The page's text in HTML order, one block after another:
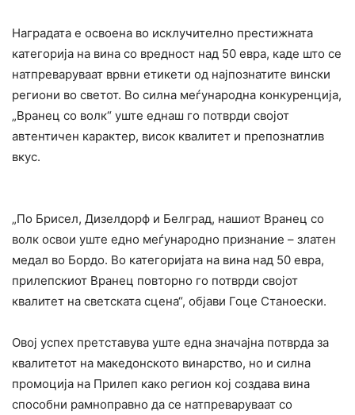
Наградата е освоена во исклучително престижната
категорија на вина со вредност над 50 евра, каде што се
натпреваруваат врвни етикети од најпознатите вински
региони во светот. Во силна меѓународна конкуренција,
„Вранец со волк“ уште еднаш го потврди својот
автентичен карактер, висок квалитет и препознатлив
вкус.
„По Брисел, Дизелдорф и Белград, нашиот Вранец со
волк освои уште едно меѓународно признание – златен
медал во Бордо. Во категоријата на вина над 50 евра,
прилепскиот Вранец повторно го потврди својот
квалитет на светската сцена“, објави Гоце Станоески.
Овој успех претставува уште една значајна потврда за
квалитетот на македонското винарство, но и силна
промоција на Прилеп како регион кој создава вина
способни рамноправно да се натпреваруваат со